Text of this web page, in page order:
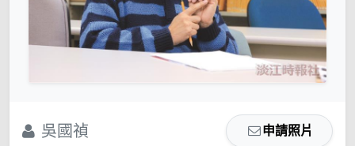
吳國禎 申請照片